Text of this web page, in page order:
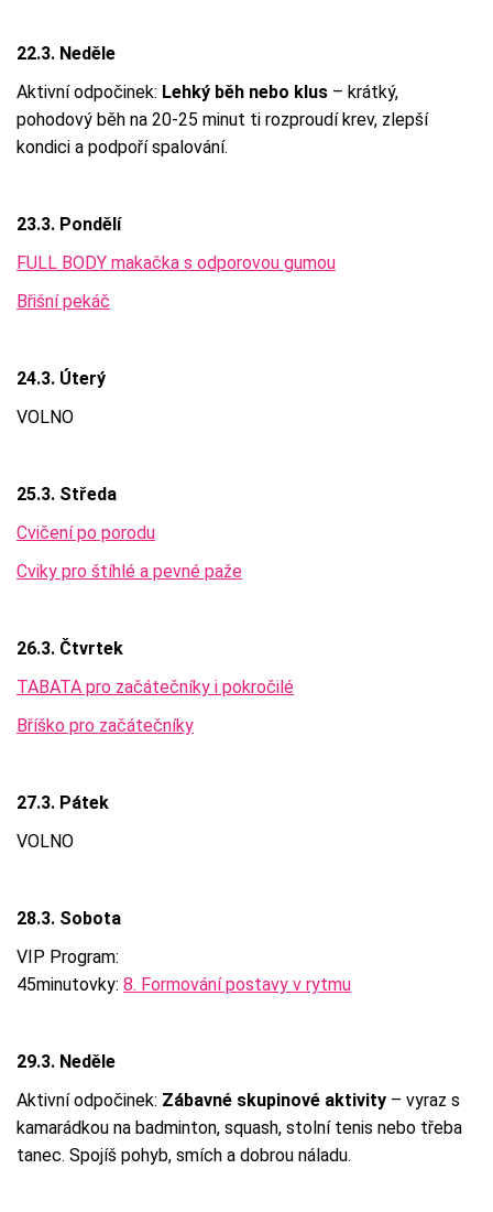
22.3. Neděle
Aktivní odpočinek: Lehký běh nebo klus – krátký,
pohodový běh na 20-25 minut ti rozproudí krev, zlepší
kondici a podpoří spalování.
23.3. Pondělí
FULL BODY makačka s odporovou gumou
Břišní pekáč
24.3. Úterý
VOLNO
25.3. Středa
Cvičení po porodu
Cviky pro štíhlé a pevné paže
26.3. Čtvrtek
TABATA pro začátečníky i pokročilé
Bříško pro začátečníky
27.3. Pátek
VOLNO
28.3. Sobota
VIP Program:
45minutovky: 8. Formování postavy v rytmu
29.3. Neděle
Aktivní odpočinek: Zábavné skupinové aktivity – vyraz s
kamarádkou na badminton, squash, stolní tenis nebo třeba
tanec. Spojíš pohyb, smích a dobrou náladu.